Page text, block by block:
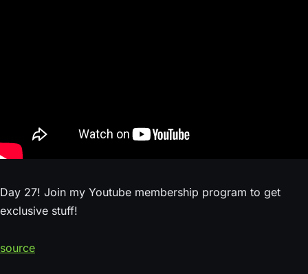
Day 27! Join my Youtube membership program to get
exclusive stuff!
source